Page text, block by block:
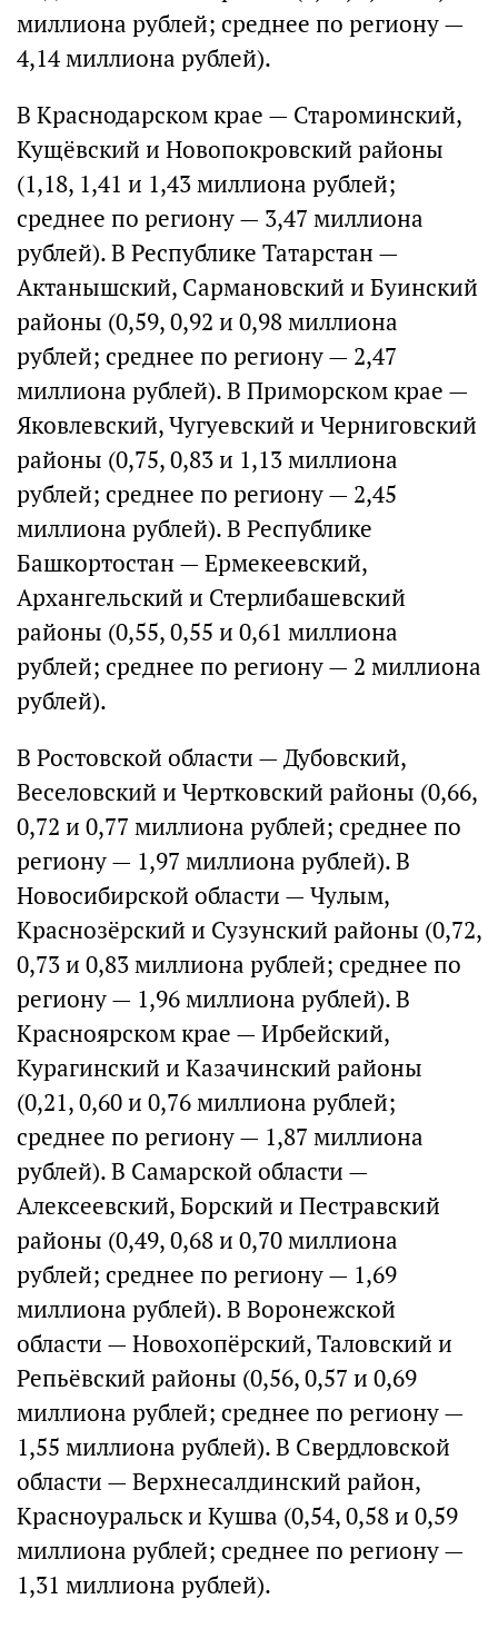
миллиона рублей; среднее по региону —
4,14 миллиона рублей).
В Краснодарском крае — Староминский,
Кущёвский и Новопокровский районы
(1,18, 1,41 и 1,43 миллиона рублей;
среднее по региону — 3,47 миллиона
рублей). В Республике Татарстан —
Актанышский, Сармановский и Буинский
районы (0,59, 0,92 и 0,98 миллиона
рублей; среднее по региону — 2,47
миллиона рублей). В Приморском крае —
Яковлевский, Чугуевский и Черниговский
районы (0,75, 0,83 и 1,13 миллиона
рублей; среднее по региону — 2,45
миллиона рублей). В Республике
Башкортостан — Ермекеевский,
Архангельский и Стерлибашевский
районы (0,55, 0,55 и 0,61 миллиона
рублей; среднее по региону — 2 миллиона
рублей).
В Ростовской области — Дубовский,
Веселовский и Чертковский районы (0,66,
0,72 и 0,77 миллиона рублей; среднее по
региону — 1,97 миллиона рублей). В
Новосибирской области — Чулым,
Краснозёрский и Сузунский районы (0,72,
0,73 и 0,83 миллиона рублей; среднее по
региону — 1,96 миллиона рублей). В
Красноярском крае — Ирбейский,
Курагинский и Казачинский районы
(0,21, 0,60 и 0,76 миллиона рублей;
среднее по региону — 1,87 миллиона
рублей). В Самарской области —
Алексеевский, Борский и Пестравский
районы (0,49, 0,68 и 0,70 миллиона
рублей; среднее по региону — 1,69
миллиона рублей). В Воронежской
области — Новохопёрский, Таловский и
Репьёвский районы (0,56, 0,57 и 0,69
миллиона рублей; среднее по региону —
1,55 миллиона рублей). В Свердловской
области — Верхнесалдинский район,
Красноуральск и Кушва (0,54, 0,58 и 0,59
миллиона рублей; среднее по региону —
1,31 миллиона рублей).